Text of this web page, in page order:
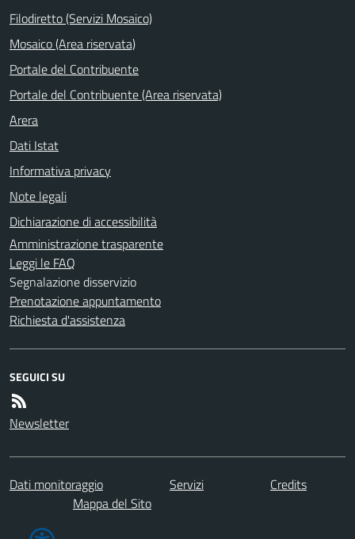
Filodiretto (Servizi Mosaico)
Mosaico (Area riservata)
Portale del Contribuente
Portale del Contribuente (Area riservata)
Arera
Dati Istat
Informativa privacy
Note legali
Dichiarazione di accessibilità
Amministrazione trasparente
Leggi le FAQ
Segnalazione disservizio
Prenotazione appuntamento
Richiesta d'assistenza
SEGUICI SU
Newsletter
Dati monitoraggio Servizi
Credits
Mappa del Sito